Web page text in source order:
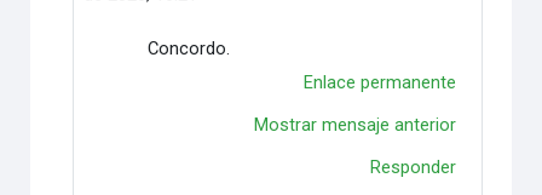
Concordo.
Enlace permanente
Mostrar mensaje anterior
Responder